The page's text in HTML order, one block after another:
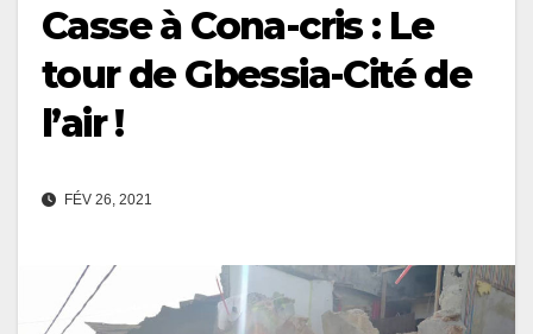
Casse à Cona-cris : Le
tour de Gbessia-Cité de
l’air !
FÉV 26, 2021